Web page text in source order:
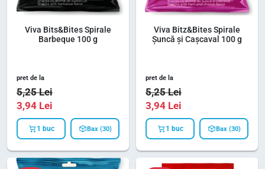
Viva Bits&Bites Spirale
Barbeque 100 g
pret de la
5,25Lei
3,94 Lei
1 buc Bax (30)
Viva Bitz&Bites Spirale
Șuncă și Cașcaval 100 g
pret de la
5,25Lei
3,94 Lei
1 buc Bax (30)